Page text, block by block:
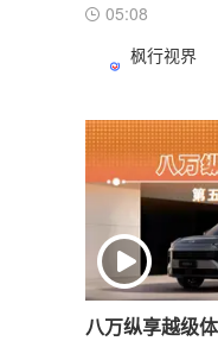
05:08
枫行视界
八万纵享越级